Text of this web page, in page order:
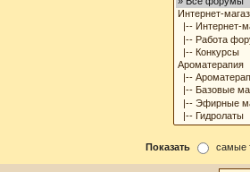
Показать самые